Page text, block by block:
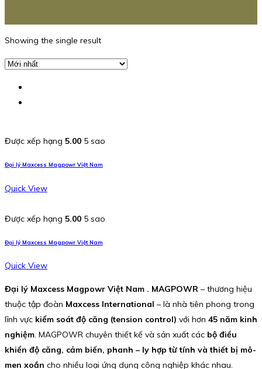
Showing the single result
Được xếp hạng 5.00 5 sao
Đại lý Maxcess Magpowr Việt Nam
Quick View
Được xếp hạng 5.00 5 sao
Đại lý Maxcess Magpowr Việt Nam
Quick View
Đại lý Maxcess Magpowr Việt Nam . MAGPOWR – thương hiệu
thuộc tập đoàn Maxcess International – là nhà tiên phong trong
lĩnh vực kiểm soát độ căng (tension control) với hơn 45 năm kinh
nghiệm. MAGPOWR chuyên thiết kế và sản xuất các bộ điều
khiển độ căng, cảm biến, phanh – ly hợp từ tính và thiết bị mô-
men xoắn cho nhiều loại ứng dụng công nghiệp khác nhau.